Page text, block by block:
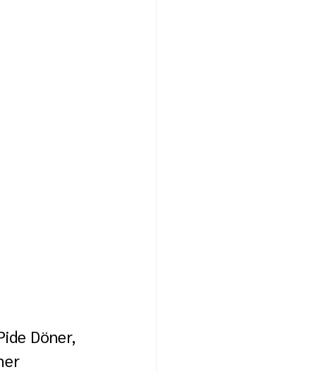
Döner,